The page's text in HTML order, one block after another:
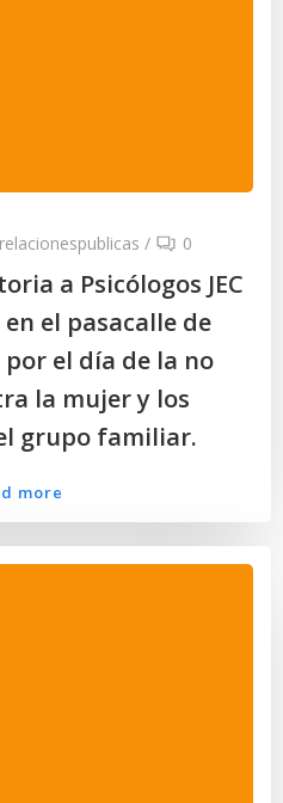
/ 0
a Psicólogos JEC
el pasacalle de
el día de la no
la mujer y los
grupo familiar.
more